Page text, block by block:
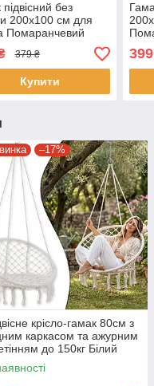
без
200х100 см для
Помаранчевий
гамак
тканинний
379 ₴
Купити
399
–17%
крісло-гамак 80см з
каркасом та ажурним
до 150кг Білий